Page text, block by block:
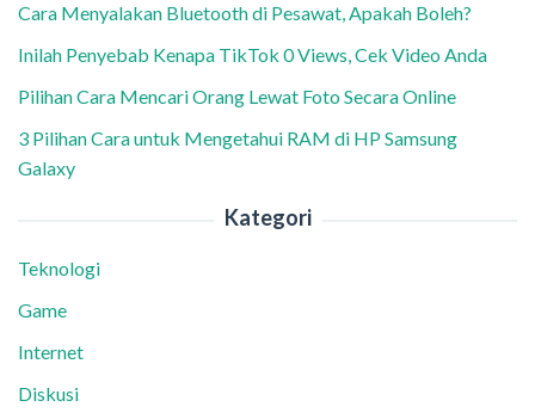
Cara Menyalakan Bluetooth di Pesawat, Apakah Boleh?
Inilah Penyebab Kenapa TikTok 0 Views, Cek Video Anda
Pilihan Cara Mencari Orang Lewat Foto Secara Online
3 Pilihan Cara untuk Mengetahui RAM di HP Samsung
Galaxy
Kategori
Teknologi
Game
Internet
Diskusi